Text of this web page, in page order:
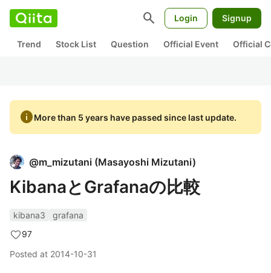
search Login Signup
Trend Stock List Question Official Event Official
infoMore than 5 years have passed since last update.
@m_mizutani (Masayoshi Mizutani)
KibanaとGrafanaの比較
kibana3
grafana
97
Posted at 2014-10-31